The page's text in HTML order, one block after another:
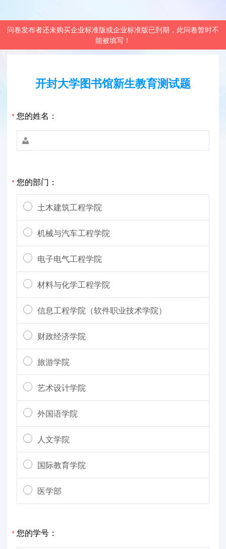
问卷发布者还未购买企业标准版或企业标准版已到期，此问卷暂时不
能被填写！
开封大学图书馆新生教育测试题
*您的姓名：

*您的部门：
土木建筑工程学院
机械与汽车工程学院
电子电气工程学院
材料与化学工程学院
信息工程学院（软件职业技术学院）
财政经济学院
旅游学院
艺术设计学院
外国语学院
人文学院
国际教育学院
医学部
*您的学号：